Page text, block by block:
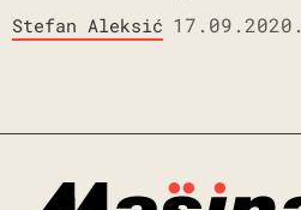
Stefan Aleksić 17.09.2020.